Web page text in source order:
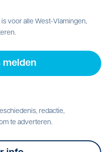
voor alle West-Vlamingen,
melden
redactie,
te adverteren.